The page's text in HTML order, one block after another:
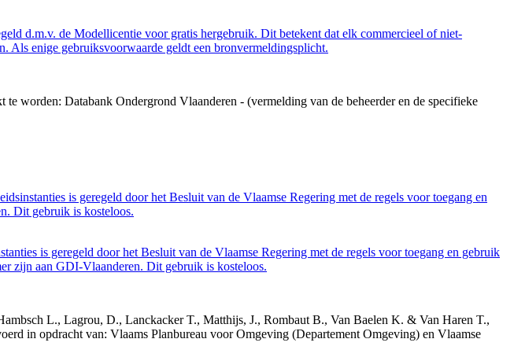
d.m.v. de Modellicentie voor gratis hergebruik. Dit betekent dat elk commercieel of niet-
Als enige gebruiksvoorwaarde geldt een bronvermeldingsplicht.
worden: Databank Ondergrond Vlaanderen - (vermelding van de beheerder en de specifieke
is geregeld door het Besluit van de Vlaamse Regering met de regels voor toegang en
Dit gebruik is kosteloos.
is geregeld door het Besluit van de Vlaamse Regering met de regels voor toegang en gebruik
zijn aan GDI-Vlaanderen. Dit gebruik is kosteloos.
L., Lagrou, D., Lanckacker T., Matthijs, J., Rombaut B., Van Baelen K. & Van Haren T.,
in opdracht van: Vlaams Planbureau voor Omgeving (Departement Omgeving) en Vlaamse